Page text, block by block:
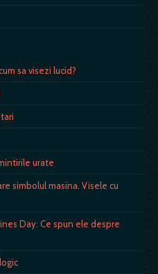
sa visezi lucid?
urate
simbolul masina. Visele cu
Day: Ce spun ele despre